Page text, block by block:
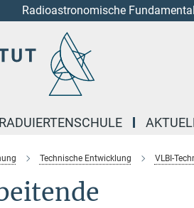
Radioastronomische
Technische Entwicklung VLBI-